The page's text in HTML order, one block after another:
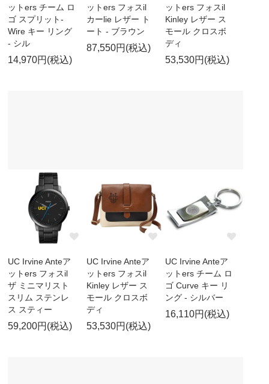
ットers チーム ロ
ゴ スプリット-
Wire キー リング
- シル
14,970円(税込)
ットers フォスil
カーlie レザー ト
ート - ブラウン
87,550円(税込)
ットers フォスil
Kinley レザー ス
モール クロスボ
ディ
53,530円(税込)
UC Irvine Anteア
ットers フォスil
ザ ミニマリスト
スリム ステンレ
ス スティー
59,200円(税込)
UC Irvine Anteア
ットers フォスil
Kinley レザー ス
モール クロスボ
ディ
53,530円(税込)
UC Irvine Anteア
ットers チーム ロ
ゴ Curve キー リ
ング - シルバー
16,110円(税込)